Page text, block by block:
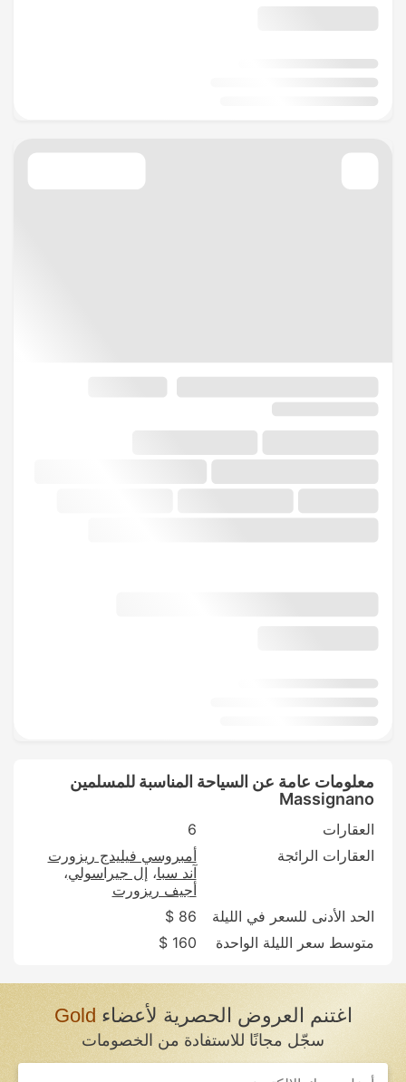
معلومات عامة عن السياحة المناسبة للمسلمين
Massignano
العقارات
6
العقارات الرائجة
أمبروسي فيليدج ريزورت
آند سبا إل جيراسولي
أجيف ريزورت
الحد الأدنى للسعر في الليلة
86 $
متوسط سعر الليلة الواحدة
160 $
اغتنم العروض الحصرية لأعضاءGold
سجّل مجانًا للاستفادة من الخصومات